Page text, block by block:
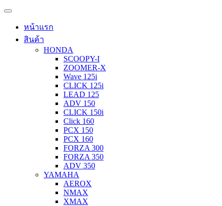
หน้าแรก
สินค้า
HONDA
SCOOPY-I
ZOOMER-X
Wave 125i
CLICK 125i
LEAD 125
ADV 150
CLICK 150i
Click 160
PCX 150
PCX 160
FORZA 300
FORZA 350
ADV 350
YAMAHA
AEROX
NMAX
XMAX